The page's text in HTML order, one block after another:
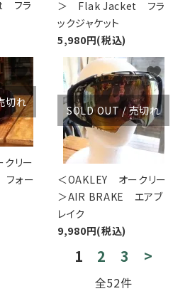
フラ
＞ Flak Jacket フラ
ックジャケット
5,980円(税込)
切れ
リー
ォー
favorite
SOLD OUT / 売切れ
＜OAKLEY オークリー
＞AIR BRAKE エアブ
レイク
9,980円(税込)
favorite
1 2 3 >
全52件